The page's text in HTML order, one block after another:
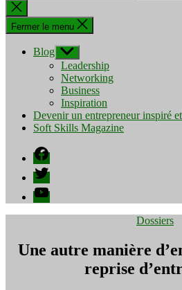
Fermer
la
recherche
Fermer le menu
Blog Afficher
le
sous-
menu
Leadership
Networking
Business
Inspiration
Devenir un entrepreneur inspiré
Soft Skills Magazine
Facebook
Twitter
YouTube
Dossiers
Une autre manière
reprise